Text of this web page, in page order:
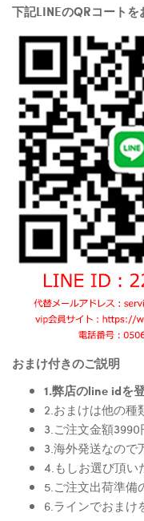
下記LINEのQRコート
おまけ付きのご説明
1.弊店のline idを
2.おまけは他の種
3.ご注文金額
3.海外発送なので
4.もしお選び頂い
5.ご注文出荷準備
6.ラインでおまけ